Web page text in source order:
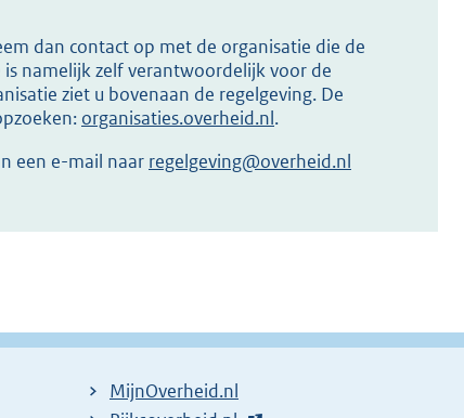
dan contact op met de organisatie die de
namelijk zelf verantwoordelijk voor de
ziet u bovenaan de regelgeving. De
organisaties.overheid.nl.
een e-mail naar regelgeving@overheid.nl
MijnOverheid.nl